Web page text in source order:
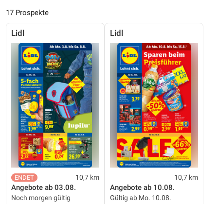
17 Prospekte
Lidl
10,7 km
Angebote ab 03.08.
Noch morgen gültig
Lidl
10,7 km
Angebote ab 10.08.
Gültig ab Mo. 10.08.